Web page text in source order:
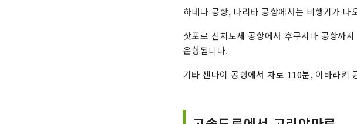
하네다 공항, 나리타 공항에서는 비행기가
삿포로 신치토세 공항에서 후쿠시마 공항까
운항됩니다.
기타 센다이 공항에서 차로 110분, 이바라키